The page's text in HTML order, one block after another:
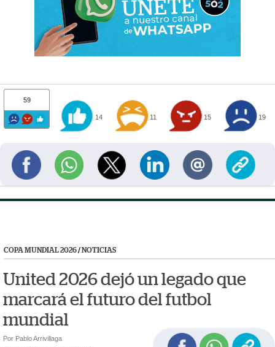
59
14 11 15 19
COPA MUNDIAL 2026/ NOTICIAS
United 2026 dejó un legado que
marcará el futuro del futbol
mundial
Por Pablo Arrivillaga